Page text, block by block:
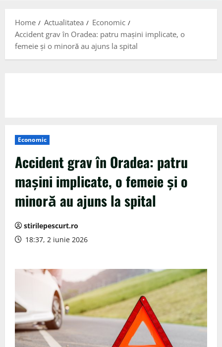
Home Actualitatea
Economic
Accident grav în Oradea: patru mașini implicate, o
femeie și o minoră au ajuns la spital
Economic
Accident grav în Oradea: patru
mașini implicate, o femeie și o
minoră au ajuns la spital
stirilepescurt.ro
18:37, 2 iunie 2026